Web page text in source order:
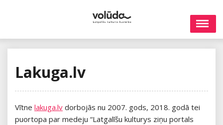
Lakuga.lv
Vītne lakuga.lv dorbojās nu 2007. gods, 2018. godā tei
puortopa par medeju “Latgalīšu kulturys ziņu portals